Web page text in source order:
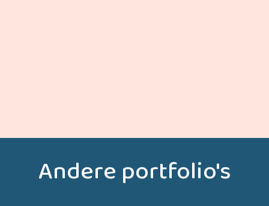
Andere portfolio's